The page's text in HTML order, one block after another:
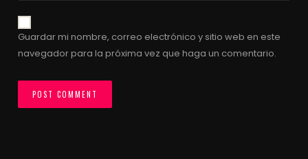
Guardar mi nombre, correo electrónico y sitio web en este
navegador para la próxima vez que haga un comentario.